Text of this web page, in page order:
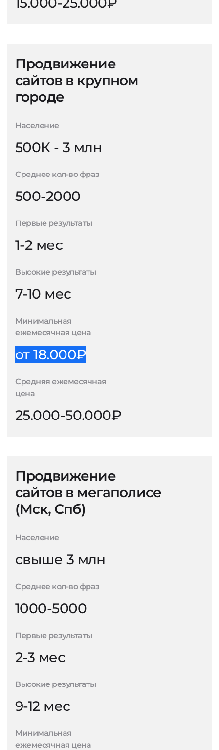
Продвижение
сайтов в крупном
городе
Население
500К - 3 млн
Среднее кол-во фраз
500-2000
Первые результаты
1-2 мес
Высокие результаты
7-10 мес
Минимальная
ежемесячная цена
от 18.000₽
Средняя ежемесячная
цена
25.000-50.000₽
Продвижение
сайтов в мегаполисе
(Мск, Спб)
Население
свыше 3 млн
Среднее кол-во фраз
1000-5000
Первые результаты
2-3 мес
Высокие результаты
9-12 мес
Минимальная
ежемесячная цена